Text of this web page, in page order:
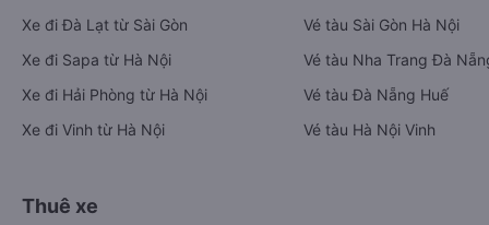
Xe đi Đà Lạt từ Sài Gòn
Xe đi Sapa từ Hà Nội
Xe đi Hải Phòng từ Hà Nội
Xe đi Vinh từ Hà Nội
Vé tàu Sài Gòn Hà Nội
Vé tàu Nha Trang Đà
Vé tàu Đà Nẵng Huế
Vé tàu Hà Nội Vinh
Thuê xe